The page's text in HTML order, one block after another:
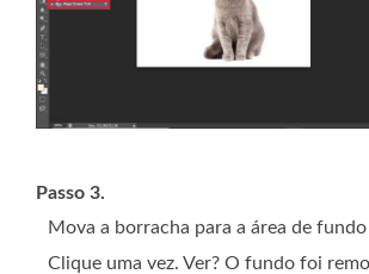
Passo 3.
Mova a borracha para a área de
Clique uma vez. Ver? O fundo foi